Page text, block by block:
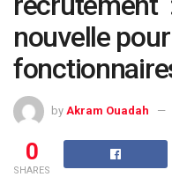
nouvelle
by Akram Ouadah
0
SHARES